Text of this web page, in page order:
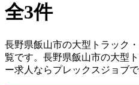
全3件
長野県飯山市の大型トラック
覧です。 長野県飯山市の大型
ー求人ならプレックスジョブで